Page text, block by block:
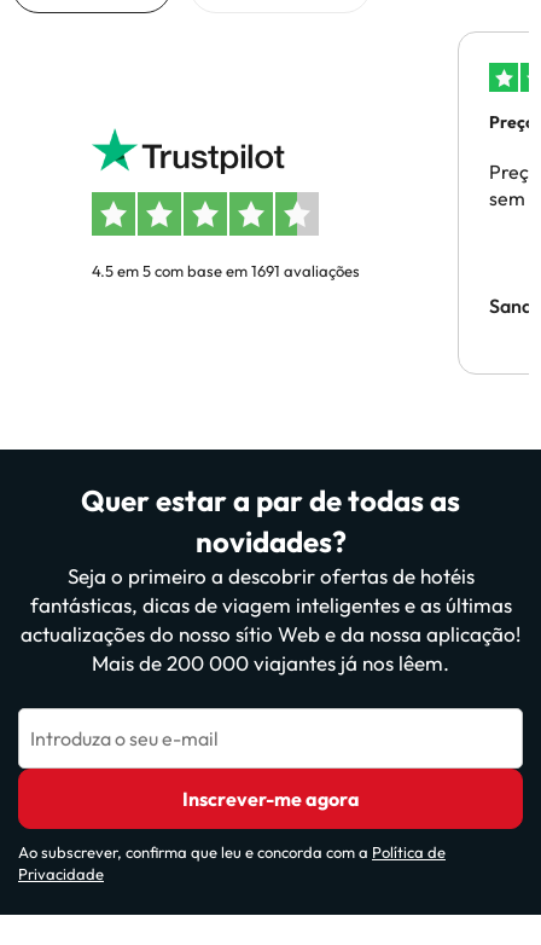
4.5 em 5 com base em 1691 avaliações
sem
Quer estar a par de todas as
novidades?
Seja o primeiro a descobrir ofertas de hotéis
fantásticas, dicas de viagem inteligentes e as últimas
actualizações do nosso sítio Web e da nossa aplicação!
Mais de 200 000 viajantes já nos lêem.
Introduza o seu e-mail
Inscrever-me agora
Ao subscrever, confirma que leu e concorda com a Política de
Privacidade